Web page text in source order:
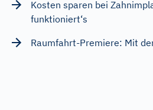
Kosten sparen bei
funktioniert‘s
Raumfahrt-Premiere: Mit